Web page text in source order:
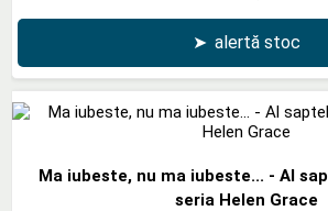
➤ alertă stoc
Ma iubeste, nu ma iubeste... - Al
seria Helen Grace